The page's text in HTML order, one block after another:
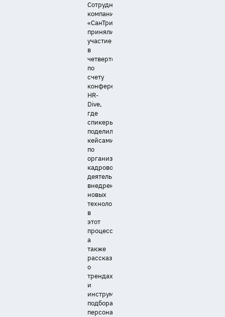
Сотрудники
компании
«СанТрип»
приняли
участие
в
четвертой
по
счету
конференции
HR-
Dive,
где
спикеры
поделились
кейсами
по
организации
кадровой
деятельности,
внедрению
новых
технологий
в
этот
процесс,
а
также
рассказали
о
трендах
и
инструментах
подбора
персонала.